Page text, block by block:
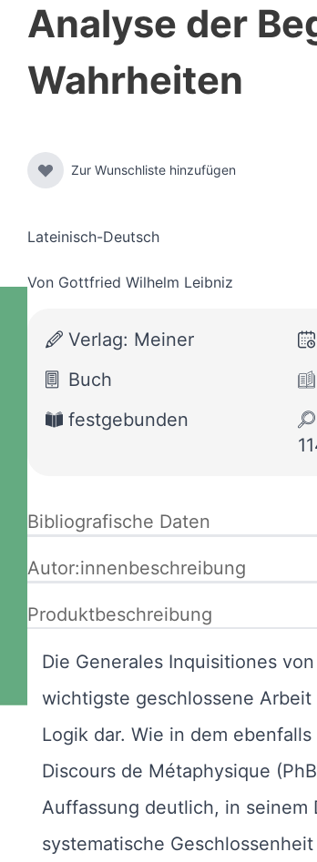
Analyse der
Wahrheiten
Zur Wunschliste hinzufügen
Lateinisch-Deutsch
Von Gottfried Wilhelm Leibniz
Verlag: Meiner
Buch
festgebunden
Bibliografische Daten
Autor:innenbeschreibung
Produktbeschreibung
Die Generales Inquisitiones
wichtigste geschlossene
Logik dar. Wie in dem
Discours de Métaphysique
Auffassung deutlich, in seinem
systematische